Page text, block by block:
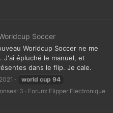
Soccer
Worldcup Soccer ne me
J'ai épluché le manuel, et
dans le flip. Je cale.
world cup 94
3 Forum: Flipper Electronique